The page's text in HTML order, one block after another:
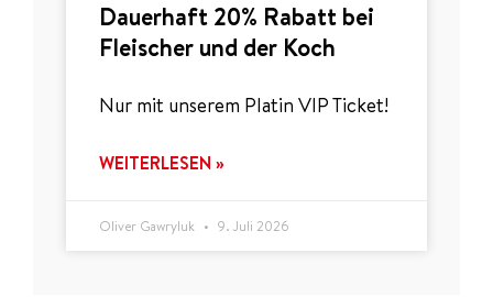
Dauerhaft 20% Rabatt bei
Fleischer und der Koch
Nur mit unserem Platin VIP Ticket!
WEITERLESEN »
Oliver Gawryluk 9. Juli 2026